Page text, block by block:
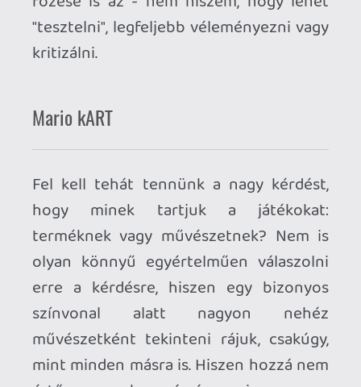
rögtönzött válaszok a szememben. Azt
sem akarom állítani, hogy az a típus
vagyok, aki esténként a nyakába veszi a
nagyon nem.
A játékok világában is van egy olyan pont,
amikor a (tömeg)gyártás átmegy
művészetbe, de ugyanannyira nehéz ezt
a pontot közös megegyezéssel
meghatározni, mint a művészet más
formáiban. Azt viszont ideje